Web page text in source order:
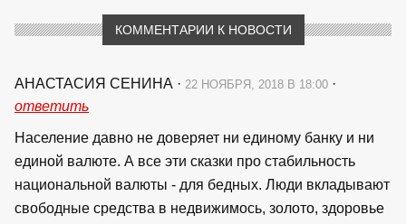
КОММЕНТАРИИ К НОВОСТИ
АНАСТАСИЯ СЕНИНА · 22 НОЯБРЯ, 2018 В 18:00 ·
ответить
Население давно не доверяет ни единому банку и ни
единой валюте. А все эти сказки про стабильность
национальной валюты - для бедных. Люди вкладывают
свободные средства в недвижимось, золото, здоровье